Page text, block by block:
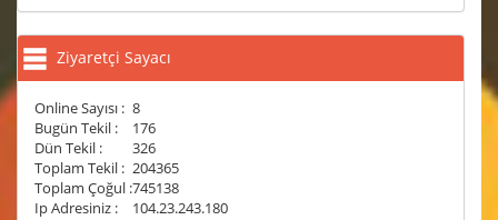
Ziyaretçi Sayacı
Online Sayısı : 8
Bugün Tekil :
176
Dün Tekil :
326
Toplam Tekil : 204365
Toplam Çoğul :745138
Ip Adresiniz :
104.23.243.180